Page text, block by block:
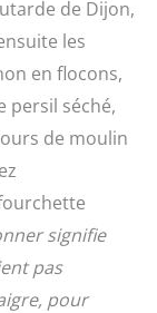
de Dijon,
les
en flocons,
persil séché,
de moulin
signifie
pas
pour